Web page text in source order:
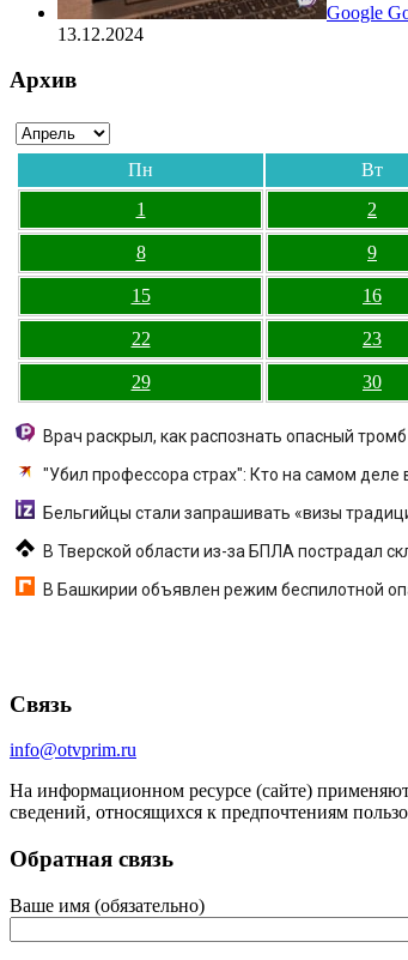
Google
13.12.2024
Архив
Пн Вт
1
2
8 9
15 16
22 23
29 30
Врач раскрыл, как распознать опасный тромб
"Убил профессора страх": Кто на самом деле
Бельгийцы стали запрашивать «визы
В Тверской области из-за БПЛА пострадал
В Башкирии объявлен режим беспилотной
Связь
info@otvprim.ru
На информационном ресурсе (сайте)
сведений, относящихся к предпочтениям
Обратная связь
Ваше имя (обязательно)